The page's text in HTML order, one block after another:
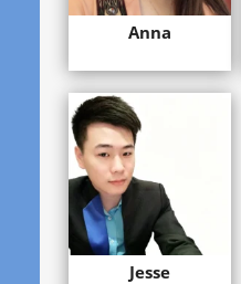
Anna
Jesse